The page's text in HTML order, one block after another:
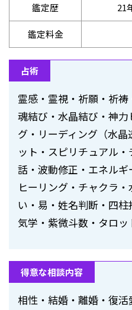
鑑定歴 21
鑑定料金
占術
霊感・霊視・祈願・祈
魂結び・水晶結び・神
グ・リーディング（水
ット・スピリチュアル
話・波動修正・エネル
ヒーリング・チャクラ
い・易・姓名判断・四
気学・紫微斗数・タロッ
得意な相談内容
相性・結婚・離婚・復